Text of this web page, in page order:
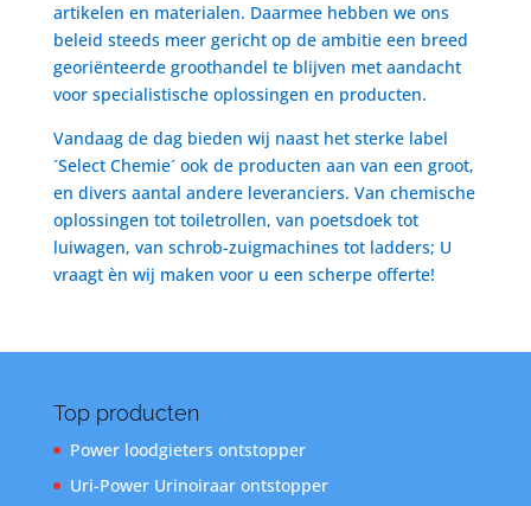
artikelen en materialen. Daarmee hebben we ons
beleid steeds meer gericht op de ambitie een breed
georiënteerde groothandel te blijven met aandacht
voor specialistische oplossingen en producten.
Vandaag de dag bieden wij naast het sterke label
´Select Chemie´ ook de producten aan van een groot,
en divers aantal andere leveranciers. Van chemische
oplossingen tot toiletrollen, van poetsdoek tot
luiwagen, van schrob-zuigmachines tot ladders; U
vraagt èn wij maken voor u een scherpe offerte!
Top producten
Power loodgieters ontstopper
Uri-Power Urinoiraar ontstopper